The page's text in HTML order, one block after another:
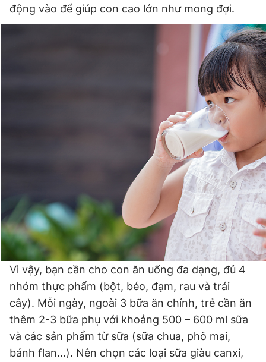
0906 645 777 0908 780 404
Chính sách bảo
Giấy phép xuất bản số 110/GP - BTTTT cấp ngày 24.3.2020
© 2003-2026 Bản quyền thuộc về Báo Thanh Niên. Cấm sao
chép dưới mọi hình thức nếu không có sự chấp thuận bằng văn
bản. Phát triển bởi ePi Technologies, JSC.
động vào để giúp con cao lớn như mong đợi.
Vì vậy, bạn cần cho con ăn uống đa dạng, đủ 4
nhóm thực phẩm (bột, béo, đạm, rau và trái
cây). Mỗi ngày, ngoài 3 bữa ăn chính, trẻ cần ăn
thêm 2-3 bữa phụ với khoảng 500 – 600 ml sữa
và các sản phẩm từ sữa (sữa chua, phô mai,
bánh flan…). Nên chọn các loại sữa giàu canxi,